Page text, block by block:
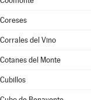
Coreses
Corrales del Vino
Cotanes del Monte
Cubillos